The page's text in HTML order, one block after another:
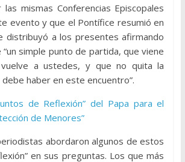
mismas Conferencias Episcopales
evento y que el Pontífice resumió en
distribuyó a los presentes afirmando
simple punto de partida, que viene
a ustedes, y que no quita la
haber en este encuentro”.
de Reflexión” del Papa para el
de Menores”
abordaron algunos de estos
en sus preguntas. Los que más